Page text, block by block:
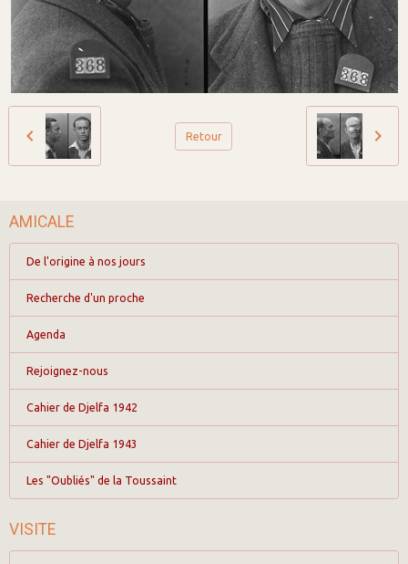
Retour
AMICALE
De l'origine à nos jours
Recherche d'un proche
Agenda
Rejoignez-nous
Cahier de Djelfa 1942
Cahier de Djelfa 1943
Les "Oubliés" de la Toussaint
VISITE